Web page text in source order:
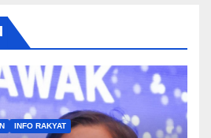
INFO RAKYAT